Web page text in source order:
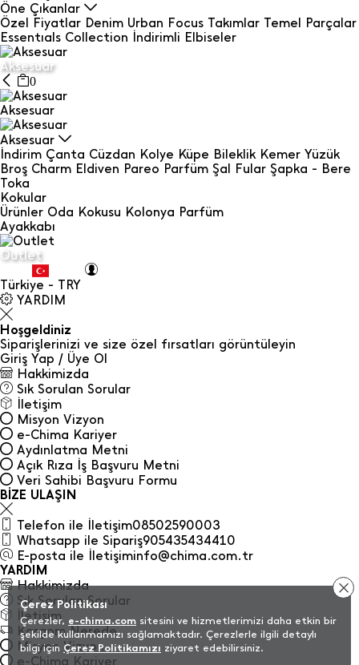
Öne Çıkanlar
Özel Fiyatlar Denim Urban Focus Takımlar Temel Parçalar
Essentıals Collection İndirimli Elbiseler
Aksesuar
0
Aksesuar
Aksesuar
İndirim Çanta Cüzdan Kolye Küpe Bileklik Kemer Yüzük
Broş Charm Eldiven Pareo Parfüm Şal Fular Şapka - Bere
Toka
Kokular
Ürünler Oda Kokusu Kolonya Parfüm
Ayakkabı
Outlet
Türkiye - TRY
YARDIM
Hoşgeldiniz
Siparişlerinizi ve size özel fırsatları görüntüleyin
Giriş Yap / Üye Ol
Hakkimizda
Sık Sorulan Sorular
İletişim
Misyon Vizyon
e-Chima Kariyer
Aydınlatma Metni
Açık Rıza İş Başvuru Metni
Veri Sahibi Başvuru Formu
BİZE ULAŞIN
Telefon ile İletişim08502590003
Whatsapp ile Sipariş905435434410
E-posta ile İletişiminfo@chima.com.tr
YARDIM
Hakkimizda
Sık Sorulan Sorular
İletişim
Kargom Nerede
Misyon Vizyon
e-Chima Kariyer
Çerez Politikası
Çerezler, e-chima.com sitesini ve hizmetlerimizi daha etkin bir
şekilde kullanmamızı sağlamaktadır. Çerezlerle ilgili detaylı
bilgi için Çerez Politikamızı ziyaret edebilirsiniz.